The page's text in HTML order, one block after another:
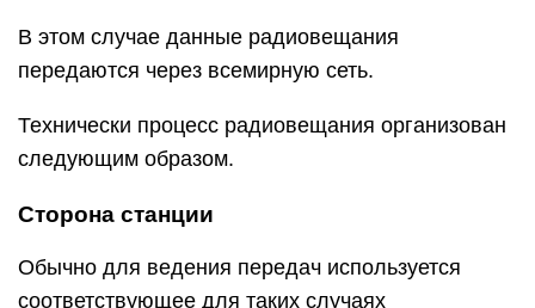
В этом случае данные радиовещания
передаются через всемирную сеть.
Технически процесс радиовещания организован
следующим образом.
Сторона станции
Обычно для ведения передач используется
соответствующее для таких случаях